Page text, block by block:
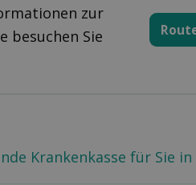
zur
besuchen Sie
Krankenkasse für Sie in